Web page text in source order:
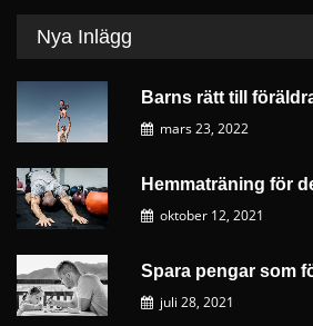
Nya Inlägg
Barns rätt till
mars 23, 2022
Hemmaträning för
oktober 12, 2021
Spara pengar som
juli 28, 2021